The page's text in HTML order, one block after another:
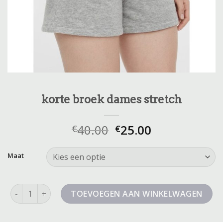
korte broek dames stretch
€40.00 €25.00
Maat
korte broek dames stretch aantalTOEVOEGEN AAN WINKELWAGEN